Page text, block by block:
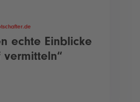
echte Einblicke